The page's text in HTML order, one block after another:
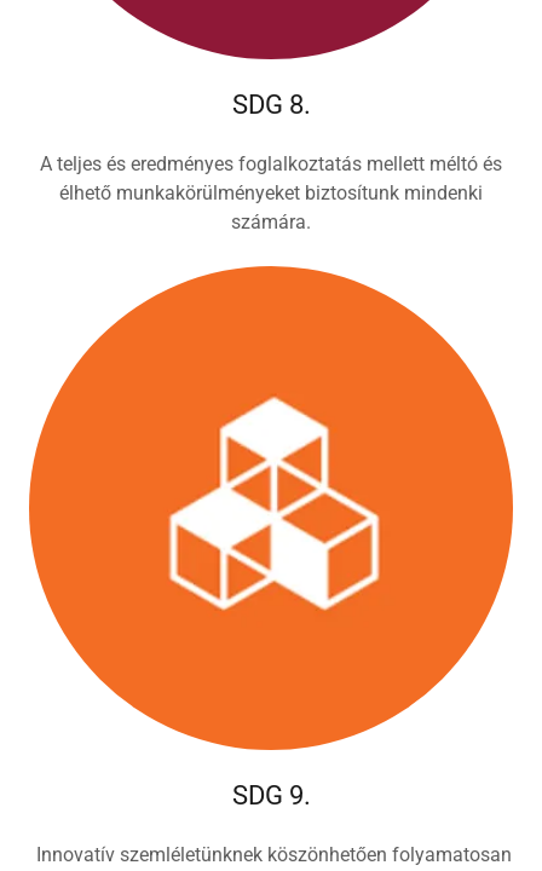
SDG 8.
A teljes és eredményes foglalkoztatás mellett méltó és
élhető munkakörülményeket biztosítunk mindenki
számára.
SDG 9.
Innovatív szemléletünknek köszönhetően folyamatosan